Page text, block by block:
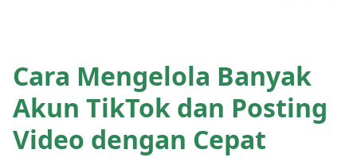
Cara Mengelola Banyak
Akun TikTok dan Posting
Video dengan Cepat